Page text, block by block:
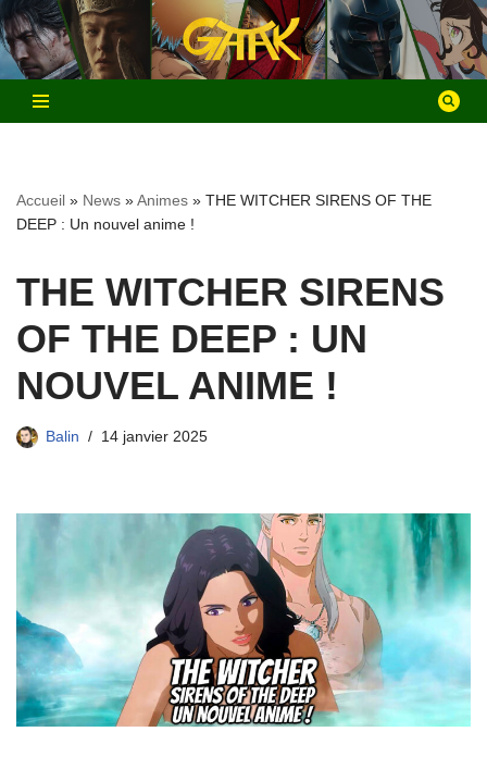
Aller
au
contenu
Accueil » News »Animes » THE WITCHER SIRENS OF THE
DEEP : Un nouvel anime !
THE WITCHER SIRENS
OF THE DEEP : UN
NOUVEL ANIME !
Balin 14 janvier 2025